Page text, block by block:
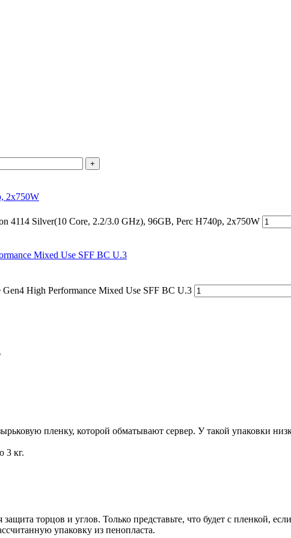
+
2x750W
4114 Silver(10 Core, 2.2/3.0 GHz), 96GB, Perc H740p, 2x750W
Mixed Use SFF BC U.3
High Performance Mixed Use SFF BC U.3
пленку, которой обматывают сервер. У такой упаковки
3 кг.
торцов и углов. Только представьте, что будет с пленкой,
упаковку из пенопласта.